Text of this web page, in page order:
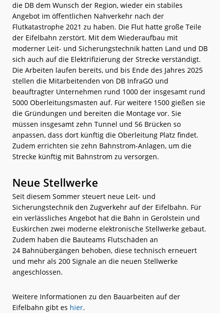
die DB dem Wunsch der Region, wieder ein stabiles
Angebot im öffentlichen Nahverkehr nach der
Flutkatastrophe 2021 zu haben. Die Flut hatte große Teile
der Eifelbahn zerstört. Mit dem Wiederaufbau mit
moderner Leit- und Sicherungstechnik hatten Land und DB
sich auch auf die Elektrifizierung der Strecke verständigt.
Die Arbeiten laufen bereits, und bis Ende des Jahres 2025
stellen die Mitarbeitenden von DB InfraGO und
beauftragter Unternehmen rund 1000 der insgesamt rund
5000 Oberleitungsmasten auf. Für weitere 1500 gießen sie
die Gründungen und bereiten die Montage vor. Sie
müssen insgesamt zehn Tunnel und 56 Brücken so
anpassen, dass dort künftig die Oberleitung Platz findet.
Zudem errichten sie zehn Bahnstrom-Anlagen, um die
Strecke künftig mit Bahnstrom zu versorgen.
Neue Stellwerke
Seit diesem Sommer steuert neue Leit- und
Sicherungstechnik den Zugverkehr auf der Eifelbahn. Für
ein verlässliches Angebot hat die Bahn in Gerolstein und
Euskirchen zwei moderne elektronische Stellwerke gebaut.
Zudem haben die Bauteams Flutschäden an
24 Bahnübergängen behoben, diese technisch erneuert
und mehr als 200 Signale an die neuen Stellwerke
angeschlossen.
Weitere Informationen zu den Bauarbeiten auf der
Eifelbahn gibt es hier.